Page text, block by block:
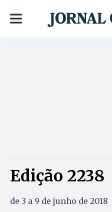
Edição 2238
de 3 a 9 de junho de 2018